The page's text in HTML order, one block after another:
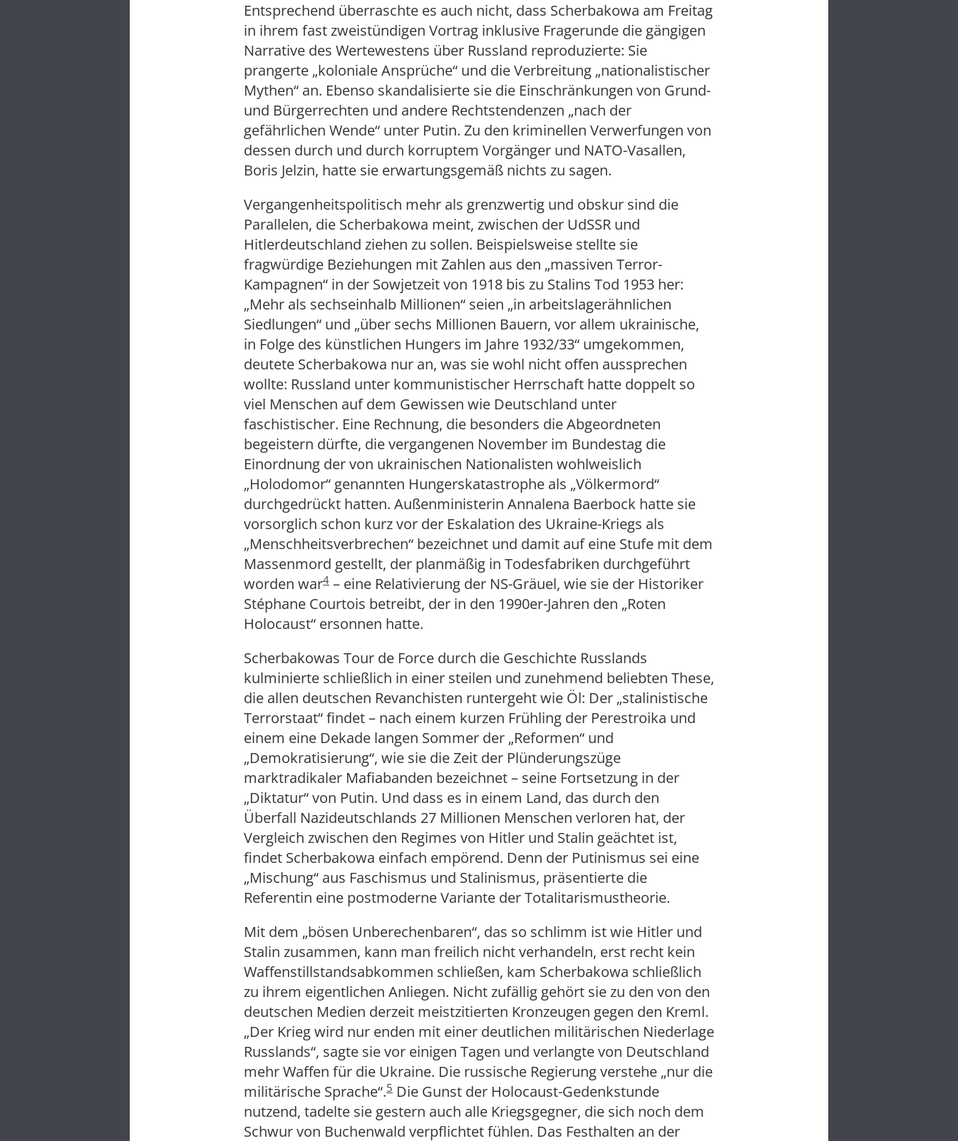
Entsprechend überraschte es auch nicht, dass Scherbakowa am Freitag
in ihrem fast zweistündigen Vortrag inklusive Fragerunde die gängigen
Narrative des Wertewestens über Russland reproduzierte: Sie
prangerte „koloniale Ansprüche“ und die Verbreitung „nationalistischer
Mythen“ an. Ebenso skandalisierte sie die Einschränkungen von Grund-
und Bürgerrechten und andere Rechtstendenzen „nach der
gefährlichen Wende“ unter Putin. Zu den kriminellen Verwerfungen von
dessen durch und durch korruptem Vorgänger und NATO-Vasallen,
Boris Jelzin, hatte sie erwartungsgemäß nichts zu sagen.
Vergangenheitspolitisch mehr als grenzwertig und obskur sind die
Parallelen, die Scherbakowa meint, zwischen der UdSSR und
Hitlerdeutschland ziehen zu sollen. Beispielsweise stellte sie
fragwürdige Beziehungen mit Zahlen aus den „massiven Terror-
Kampagnen“ in der Sowjetzeit von 1918 bis zu Stalins Tod 1953 her:
„Mehr als sechseinhalb Millionen“ seien „in arbeitslagerähnlichen
Siedlungen“ und „über sechs Millionen Bauern, vor allem ukrainische,
in Folge des künstlichen Hungers im Jahre 1932/33“ umgekommen,
deutete Scherbakowa nur an, was sie wohl nicht offen aussprechen
wollte: Russland unter kommunistischer Herrschaft hatte doppelt so
viel Menschen auf dem Gewissen wie Deutschland unter
faschistischer. Eine Rechnung, die besonders die Abgeordneten
begeistern dürfte, die vergangenen November im Bundestag die
Einordnung der von ukrainischen Nationalisten wohlweislich
„Holodomor“ genannten Hungerskatastrophe als „Völkermord“
durchgedrückt hatten. Außenministerin Annalena Baerbock hatte sie
vorsorglich schon kurz vor der Eskalation des Ukraine-Kriegs als
„Menschheitsverbrechen“ bezeichnet und damit auf eine Stufe mit dem
Massenmord gestellt, der planmäßig in Todesfabriken durchgeführt
worden war4 – eine Relativierung der NS-Gräuel, wie sie der Historiker
Stéphane Courtois betreibt, der in den 1990er-Jahren den „Roten
Holocaust“ ersonnen hatte.
Scherbakowas Tour de Force durch die Geschichte Russlands
kulminierte schließlich in einer steilen und zunehmend beliebten These,
die allen deutschen Revanchisten runtergeht wie Öl: Der „stalinistische
Terrorstaat“ findet – nach einem kurzen Frühling der Perestroika und
einem eine Dekade langen Sommer der „Reformen“ und
„Demokratisierung“, wie sie die Zeit der Plünderungszüge
marktradikaler Mafiabanden bezeichnet – seine Fortsetzung in der
„Diktatur“ von Putin. Und dass es in einem Land, das durch den
Überfall Nazideutschlands 27 Millionen Menschen verloren hat, der
Vergleich zwischen den Regimes von Hitler und Stalin geächtet ist,
findet Scherbakowa einfach empörend. Denn der Putinismus sei eine
„Mischung“ aus Faschismus und Stalinismus, präsentierte die
Referentin eine postmoderne Variante der Totalitarismustheorie.
Mit dem „bösen Unberechenbaren“, das so schlimm ist wie Hitler und
Stalin zusammen, kann man freilich nicht verhandeln, erst recht kein
Waffenstillstandsabkommen schließen, kam Scherbakowa schließlich
zu ihrem eigentlichen Anliegen. Nicht zufällig gehört sie zu den von den
deutschen Medien derzeit meistzitierten Kronzeugen gegen den Kreml.
„Der Krieg wird nur enden mit einer deutlichen militärischen Niederlage
Russlands“, sagte sie vor einigen Tagen und verlangte von Deutschland
mehr Waffen für die Ukraine. Die russische Regierung verstehe „nur die
militärische Sprache“.5 Die Gunst der Holocaust-Gedenkstunde
nutzend, tadelte sie gestern auch alle Kriegsgegner, die sich noch dem
Schwur von Buchenwald verpflichtet fühlen. Das Festhalten an der